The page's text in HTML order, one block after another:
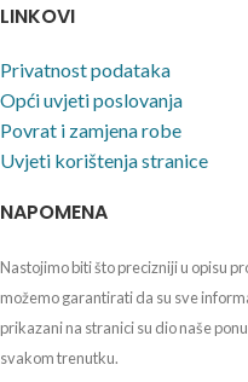
LINKOVI
Privatnost podataka
Opći uvjeti poslovanja
Povrat i zamjena robe
Uvjeti korištenja stranice
NAPOMENA
Nastojimo biti što precizniji u opisu
možemo garantirati da su sve
prikazani na stranici su dio naše
svakom trenutku.